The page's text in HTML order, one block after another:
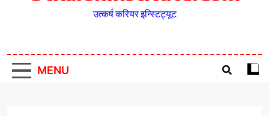
उत्कर्ष करियर इन्स्टिट्यूट
MENU